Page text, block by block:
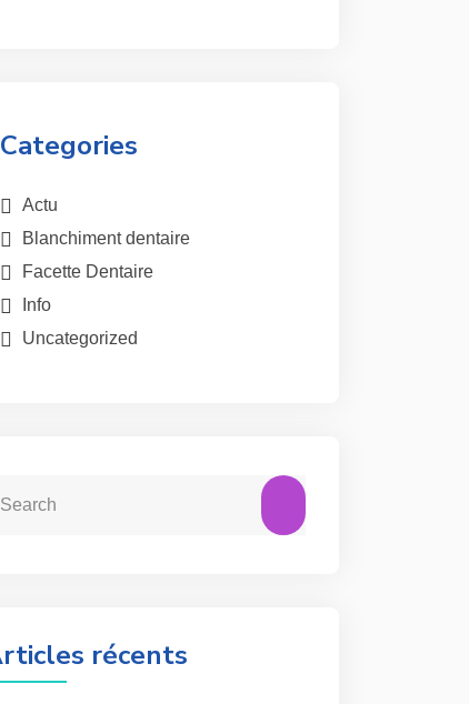
Categories
Actu
Blanchiment dentaire
Facette Dentaire
Info
Uncategorized
récents